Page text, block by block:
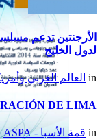
الأرجنتين تدعم
لدول الخليج
in العالم العربي
DE LIMA
in قمة الأسبا - ASPA